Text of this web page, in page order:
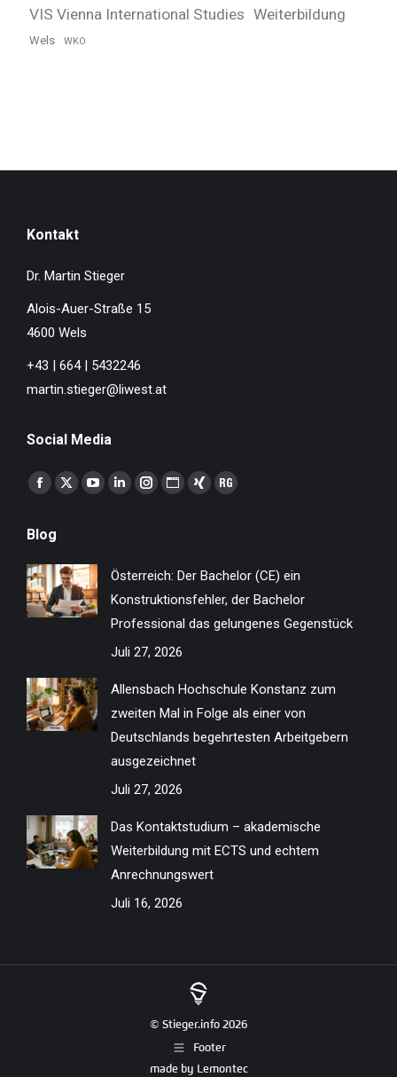
VIS Vienna International Studies Weiterbildung
Wels WKO
Kontakt
Dr. Martin Stieger
Alois-Auer-Straße 15
4600 Wels
+43 | 664 | 5432246
martin.stieger@liwest.at
Social Media
Finden Sie uns auf:
Facebook
opens
in
new
window
X
in
new
window
YouTube
in
new
window
Linkedin
new
window
Instagram
new
window
Website
new
window
XING
new
window
ResearchGate
new
window
Blog
Österreich: Der Bachelor (CE) ein
Konstruktionsfehler, der Bachelor
Professional das gelungenes Gegenstück
Juli 27, 2026
Allensbach Hochschule Konstanz zum
zweiten Mal in Folge als einer von
Deutschlands begehrtesten Arbeitgebern
ausgezeichnet
Juli 27, 2026
Das Kontaktstudium – akademische
Weiterbildung mit ECTS und echtem
Anrechnungswert
Juli 16, 2026
© Stieger.info 2026
Footer
made by Lemontec